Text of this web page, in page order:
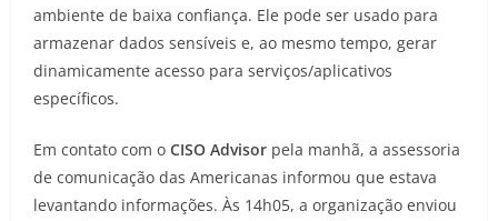
ambiente de baixa confiança. Ele pode ser usado para
armazenar dados sensíveis e, ao mesmo tempo, gerar
dinamicamente acesso para serviços/aplicativos
específicos.
Em contato com o CISO Advisor pela manhã, a assessoria
de comunicação das Americanas informou que estava
levantando informações. Às 14h05, a organização enviou